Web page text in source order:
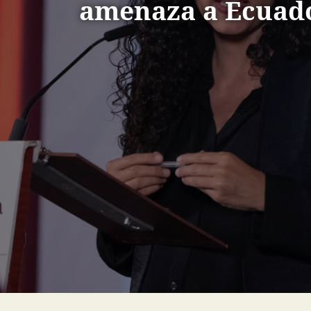
amenaza a